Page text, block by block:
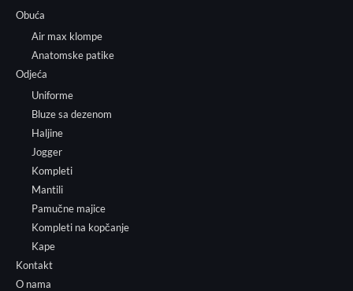
Obuća
Air max klompe
Anatomske patike
Odjeća
Uniforme
Bluze sa dezenom
Haljine
Jogger
Kompleti
Mantili
Pamučne majice
Kompleti na kopčanje
Kape
Kontakt
O nama